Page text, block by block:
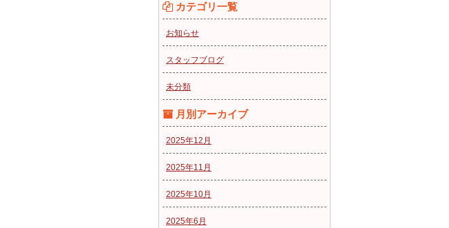
カテゴリ一覧
お知らせ
スタッフブログ
未分類
月別アーカイブ
2025年12月
2025年11月
2025年10月
2025年6月